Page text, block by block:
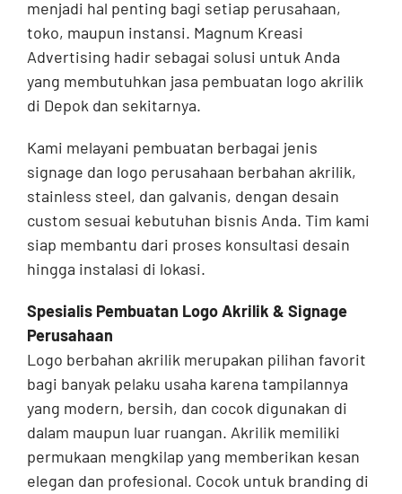
menjadi hal penting bagi setiap perusahaan,
toko, maupun instansi. Magnum Kreasi
Advertising hadir sebagai solusi untuk Anda
yang membutuhkan jasa pembuatan logo akrilik
di Depok dan sekitarnya.
Kami melayani pembuatan berbagai jenis
signage dan logo perusahaan berbahan akrilik,
stainless steel, dan galvanis, dengan desain
custom sesuai kebutuhan bisnis Anda. Tim kami
siap membantu dari proses konsultasi desain
hingga instalasi di lokasi.
Spesialis Pembuatan Logo Akrilik & Signage
Perusahaan
Logo berbahan akrilik merupakan pilihan favorit
bagi banyak pelaku usaha karena tampilannya
yang modern, bersih, dan cocok digunakan di
dalam maupun luar ruangan. Akrilik memiliki
permukaan mengkilap yang memberikan kesan
elegan dan profesional. Cocok untuk branding di